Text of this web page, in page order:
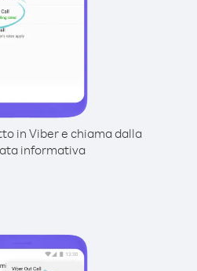
in Viber e chiama dalla
informativa